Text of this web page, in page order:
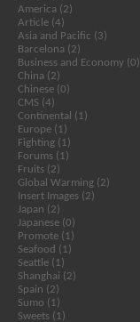
America (2)
Article (4)
Asia and Pacific (3)
Barcelona (2)
Business and Economy (0)
China (2)
Chinese (0)
CMS (4)
Continental (1)
Europe (1)
Fighting (1)
Forums (1)
Fruits (2)
Global Warming (2)
Insert Images (2)
Japan (2)
Japanese (0)
Promote (1)
Seafood (1)
Seattle (1)
Shanghai (2)
Spain (2)
Sumo (1)
Sweets (1)